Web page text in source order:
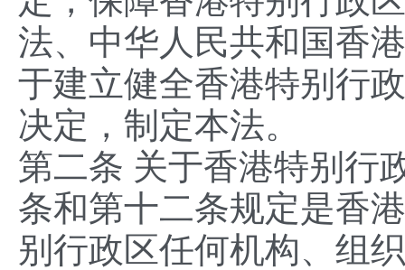
法、中华人民共和国香
于建立健全香港特别行
决定，制定本法。
第二条 关于香港特别行
条和第十二条规定是香
别行政区任何机构、组